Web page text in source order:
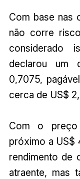
Com base nas
não corre
considerado
declarou um
0,7075,
cerca de US$
Com o
próximo a US$
rendimento de
atraente, mas